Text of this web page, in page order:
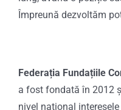
Împreună dezvoltăm
Federația Fundațiile
a fost fondată în 2012
nivel naţional